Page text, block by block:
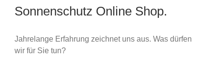
Sonnenschutz Online Shop.
Jahrelange Erfahrung zeichnet uns aus. Was dürfen
wir für Sie tun?